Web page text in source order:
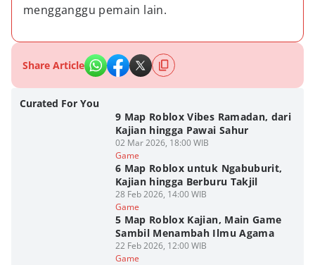
mengganggu pemain lain.
Share Article
Curated For You
9 Map Roblox Vibes Ramadan, dari
Kajian hingga Pawai Sahur
02 Mar 2026, 18:00 WIB
Game
6 Map Roblox untuk Ngabuburit,
Kajian hingga Berburu Takjil
28 Feb 2026, 14:00 WIB
Game
5 Map Roblox Kajian, Main Game
Sambil Menambah Ilmu Agama
22 Feb 2026, 12:00 WIB
Game